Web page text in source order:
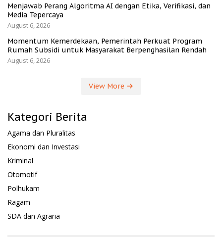
Menjawab Perang Algoritma AI dengan Etika, Verifikasi, dan
Media Tepercaya
August 6, 2026
Momentum Kemerdekaan, Pemerintah Perkuat Program
Rumah Subsidi untuk Masyarakat Berpenghasilan Rendah
August 6, 2026
View More
Kategori Berita
Agama dan Pluralitas
Ekonomi dan Investasi
Kriminal
Otomotif
Polhukam
Ragam
SDA dan Agraria